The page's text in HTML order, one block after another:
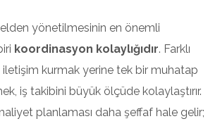
yönetilmesinin en önemli
koordinasyon kolaylığıdır. Farklı
iletişim kurmak yerine tek bir muhatap
iş takibini büyük ölçüde kolaylaştırır.
planlaması daha şeffaf hale gelir;